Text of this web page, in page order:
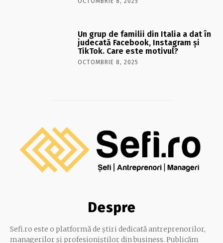
Un grup de familii din Italia a dat în
judecată Facebook, Instagram și
TikTok. Care este motivul?
OCTOMBRIE 8, 2025
Despre
Sefi.ro este o platformă de știri dedicată antreprenorilor,
managerilor și profesioniștilor din business. Publicăm